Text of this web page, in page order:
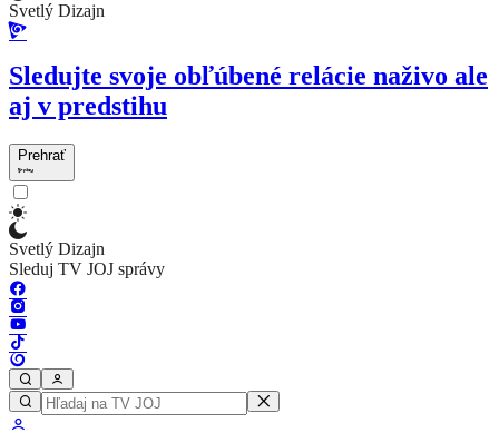
Svetlý Dizajn
Sledujte svoje obľúbené relácie naživo ale
aj v predstihu
Prehrať
Svetlý Dizajn
Sleduj TV JOJ správy